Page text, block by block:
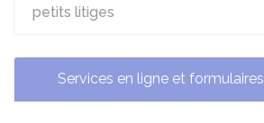
petits litiges
Services en ligne et formulaires